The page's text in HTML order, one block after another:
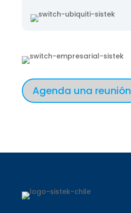
Agenda una reunión